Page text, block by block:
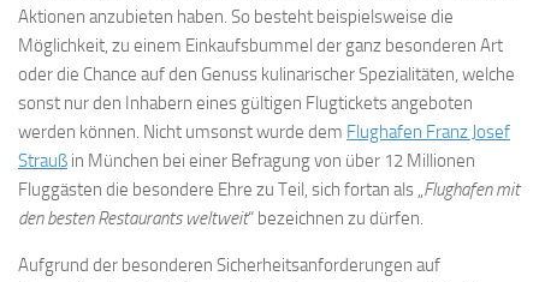
Aktionen anzubieten haben. So besteht beispielsweise die
Möglichkeit, zu einem Einkaufsbummel der ganz besonderen Art
oder die Chance auf den Genuss kulinarischer Spezialitäten, welche
sonst nur den Inhabern eines gültigen Flugtickets angeboten
werden können. Nicht umsonst wurde dem Flughafen Franz Josef
Strauß in München bei einer Befragung von über 12 Millionen
Fluggästen die besondere Ehre zu Teil, sich fortan als „Flughafen mit
den besten Restaurants weltweit“ bezeichnen zu dürfen.
Aufgrund der besonderen Sicherheitsanforderungen auf